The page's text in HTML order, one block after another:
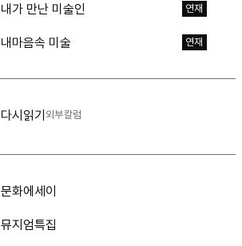
내가 만난 미술인 연재
내마음속 미술 연재
다시읽기외부칼럼
문화에세이
뮤지엄특집